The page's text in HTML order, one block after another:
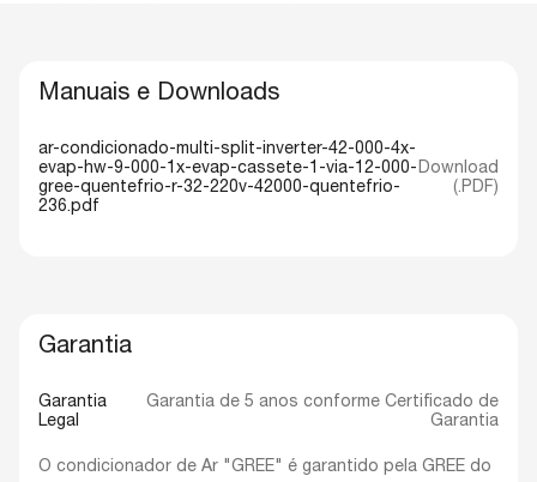
Manuais e Downloads
ar-condicionado-multi-split-inverter-42-000-4x-
evap-hw-9-000-1x-evap-cassete-1-via-12-000-
gree-quentefrio-r-32-220v-42000-quentefrio-
236.pdf
Download
(.PDF)
Garantia
Garantia
Legal
Garantia de 5 anos conforme Certificado de
Garantia
O condicionador de Ar "GREE" é garantido pela GREE do